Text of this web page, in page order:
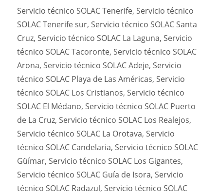
Servicio técnico SOLAC Tenerife, Servicio técnico
SOLAC Tenerife sur, Servicio técnico SOLAC Santa
Cruz, Servicio técnico SOLAC La Laguna, Servicio
técnico SOLAC Tacoronte, Servicio técnico SOLAC
Arona, Servicio técnico SOLAC Adeje, Servicio
técnico SOLAC Playa de Las Américas, Servicio
técnico SOLAC Los Cristianos, Servicio técnico
SOLAC El Médano, Servicio técnico SOLAC Puerto
de La Cruz, Servicio técnico SOLAC Los Realejos,
Servicio técnico SOLAC La Orotava, Servicio
técnico SOLAC Candelaria, Servicio técnico SOLAC
Güímar, Servicio técnico SOLAC Los Gigantes,
Servicio técnico SOLAC Guía de Isora, Servicio
técnico SOLAC Radazul, Servicio técnico SOLAC